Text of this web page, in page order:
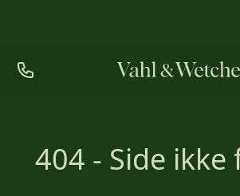
Priser
Mød os
404 - Side